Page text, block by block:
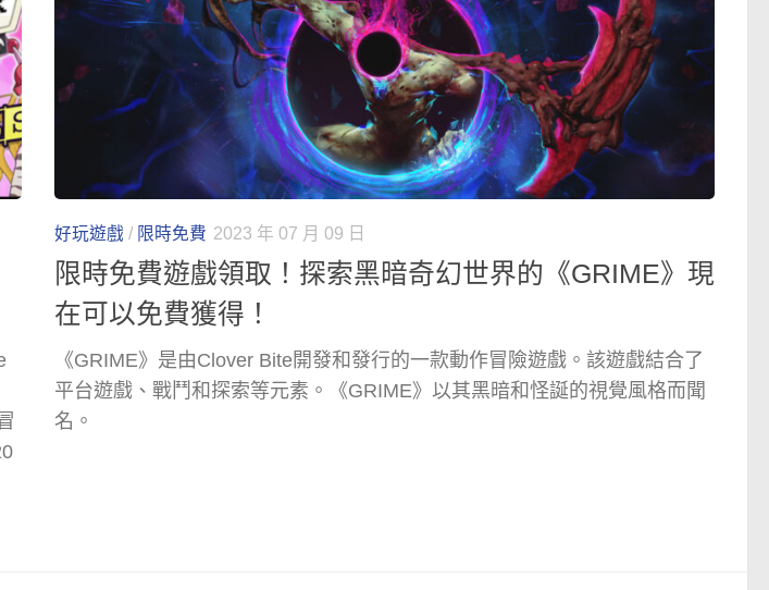
好玩遊戲 / 限時免費 2023 年 07 月 09 日
限時免費遊戲領取！探索黑暗奇幻世界的《GRIME》現
在可以免費獲得！
《GRIME》是由Clover Bite開發和發行的一款動作冒險遊戲。該遊戲結合了
平台遊戲、戰鬥和探索等元素。《GRIME》以其黑暗和怪誕的視覺風格而聞
名。